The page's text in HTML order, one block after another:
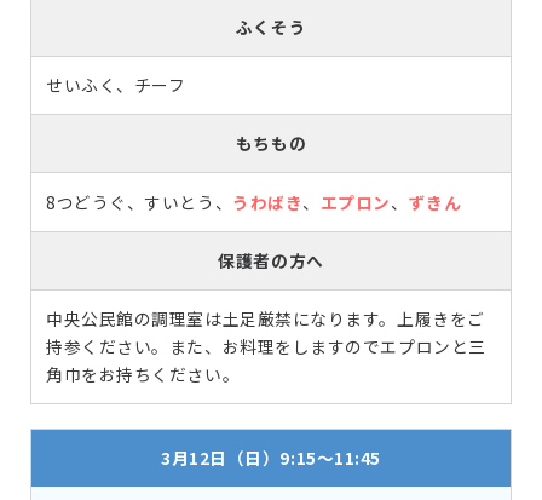
ふくそう
せいふく、チーフ
もちもの
8つどうぐ、すいとう、 うわばき、 エプロン、 ずきん
保護者の方へ
中央公民館の調理室は土足厳禁になります。上履きをご
持参ください。また、お料理をしますのでエプロンと三
角巾をお持ちください。
3月12日（日）9:15～11:45